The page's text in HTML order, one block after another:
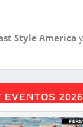
Style America
EVENTOS 2026